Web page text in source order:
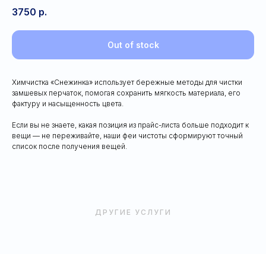
3750 р.
Out of stock
Химчистка «Снежинка» использует бережные методы для чистки
замшевых перчаток, помогая сохранить мягкость материала, его
фактуру и насыщенность цвета.
Если вы не знаете, какая позиция из прайс-листа больше подходит к
вещи — не переживайте, наши феи чистоты сформируют точный
список после получения вещей.
ДРУГИЕ УСЛУГИ